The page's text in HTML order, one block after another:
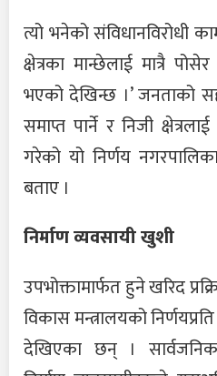
त्यो भनेको संविधानविरोधी
क्षेत्रका मान्छेलाई मात्रै
भएको देखिन्छ ।’ जनताको
समाप्त पार्ने र निजी
गरेको यो निर्णय
बताए ।
निर्माण व्यवसायी खुशी
उपभोक्तामार्फत हुने खरिद
विकास मन्त्रालयको
देखिएका छन् ।